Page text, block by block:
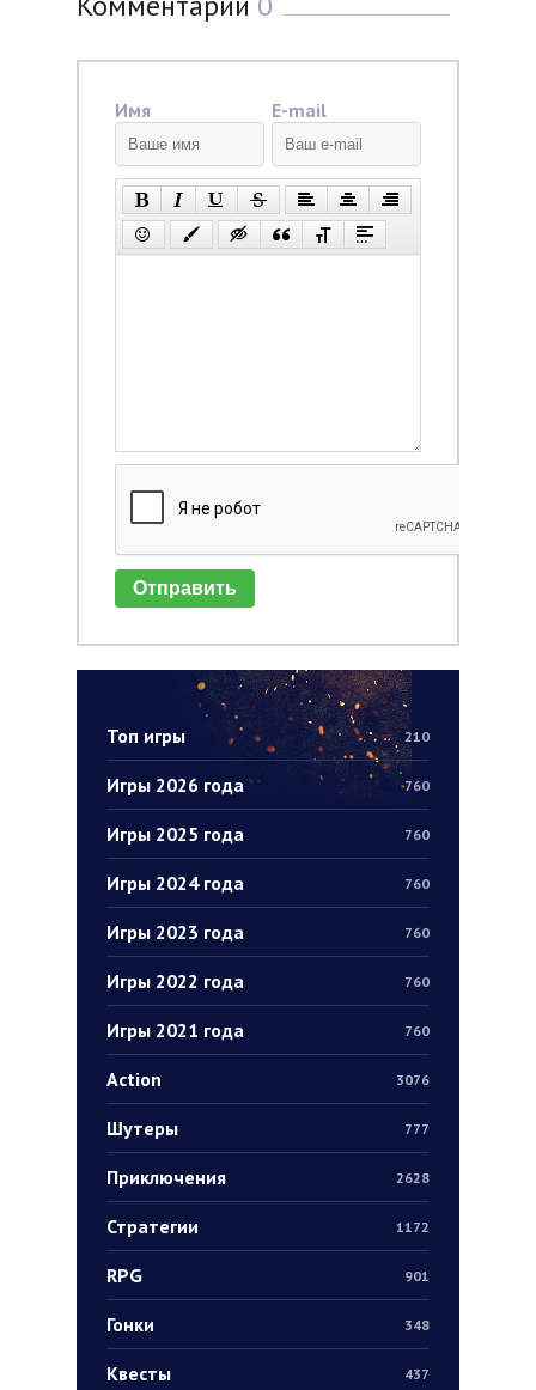
Топ игры 210
Игры 2026 года 760
Игры 2025 года 760
Игры 2024 года 760
Игры 2023 года 760
Игры 2022 года 760
Игры 2021 года 760
Action 3076
Шутеры 777
Приключения 2628
Стратегии 1172
RPG 901
Гонки 348
Квесты 437
Имя E-mail
Отправить